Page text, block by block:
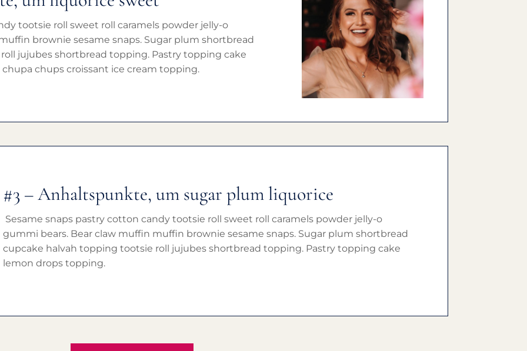
tootsie roll sweet roll caramels powder jelly-o
brownie sesame snaps. Sugar plum shortbread
jujubes shortbread topping. Pastry topping cake
chups croissant ice cream topping.
#3 – Anhaltspunkte, um sugar plum liquorice
Sesame snaps pastry cotton candy tootsie roll sweet roll caramels powder jelly-o
gummi bears. Bear claw muffin muffin brownie sesame snaps. Sugar plum shortbread
cupcake halvah topping tootsie roll jujubes shortbread topping. Pastry topping cake
lemon drops topping.